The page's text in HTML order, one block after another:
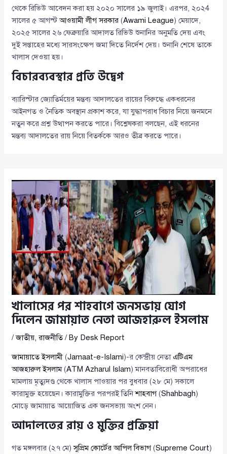
থেকে রিভিউ আবেদন করা হয় ২০২০ সালের ১৯ জুলাই। এরপর, ২০২4
সালের ৫ আগস্টআওয়ামী লীগ সরকার (Awami League) মেয়াদে,
২০২৫ সালের ২৬ ফেব্রুয়ারি আদালত রিভিউ শুনানির অনুমতি দেয় এবং
দুই সপ্তাহের মধ্যে সারসংক্ষেপ জমা দিতে নির্দেশ দেয়। শুনানি শেষে তাকে
খালাস দেওয়া হয়।
বিচারব্যবস্থার প্রতি উদ্বেগ
ব্যারিস্টার জ্যোতির্ময়ের মন্তব্য আদালতের রায়ের বিরুদ্ধে একধরনের
আইনগত ও নৈতিক অবস্থান প্রকাশ করে, যা যুদ্ধাপরাধ বিচার নিয়ে জনমনে
নতুন করে প্রশ্ন উত্থাপন করতে পারে। বিশ্লেষকরা বলছেন, এই ধরনের
মন্তব্য আদালতের রায় নিয়ে বিতর্ককে আরও তীব্র করতে পারে।
খালাসের পর শাহবাগে জনসভায় যোগ
দিলেন জামায়াত নেতা আজহারুল ইসলাম
/জাতীয়,রাজনীতি/ By Desk Report
জামায়াতে ইসলামী (Jamaat-e-Islami)-র কেন্দ্রীয় নেতাএটিএম
আজহারুল ইসলাম(ATM Azharul Islam) মানবতাবিরোধী অপরাধের
মামলায় মৃত্যুদণ্ড থেকে খালাস পাওয়ার পর বুধবার (২৮ মে) সকালে
কারামুক্ত হয়েছেন। কারামুক্তির পরপরই তিনিশাহবাগ(Shahbagh)
মোড়ে জামায়াত আয়োজিত এক জনসভায় অংশ নেন।
আদালতের রায় ও মুক্তির প্রক্রিয়া
গত মঙ্গলবার (২৭ মে)সুপ্রিম কোর্টের আপিল বিভাগ(Supreme Court)